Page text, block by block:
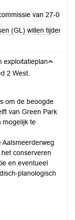
van 27-06-
(GL) willen tijdens
exploitatieplan
2 West.
om de beoogde
van Green Park
mogelijk te
conserveren
en eventueel
planologisch